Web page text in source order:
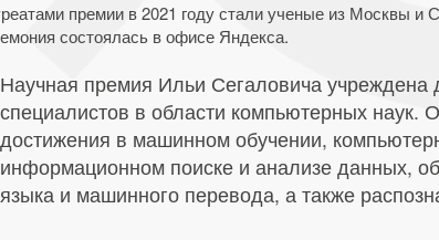
премии в 2021 году стали ученые из Москвы и
состоялась в офисе Яндекса.
Научная премия Ильи Сегаловича
специалистов в области компьютерных наук.
достижения в машинном обучении,
информационном поиске и анализе данных,
языка и машинного перевода, а также